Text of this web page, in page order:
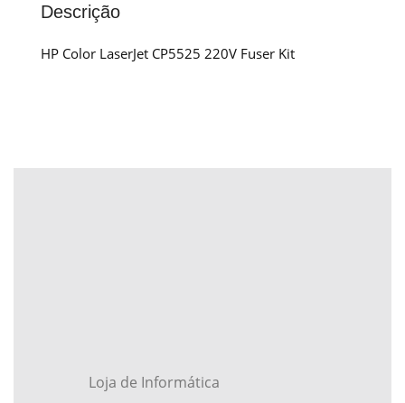
Descrição
HP Color LaserJet CP5525 220V Fuser Kit
Loja de Informática